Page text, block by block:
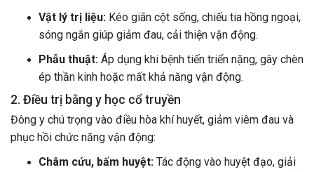
Vật lý trị liệu: Kéo giãn cột sống, chiếu tia hồng ngoại,
sóng ngắn giúp giảm đau, cải thiện vận động.
Phẫu thuật: Áp dụng khi bệnh tiến triển nặng, gây chèn
ép thần kinh hoặc mất khả năng vận động.
2. Điều trị bằng y học cổ truyền
Đông y chú trọng vào điều hòa khí huyết, giảm viêm đau và
phục hồi chức năng vận động:
Châm cứu, bấm huyệt: Tác động vào huyệt đạo, giải